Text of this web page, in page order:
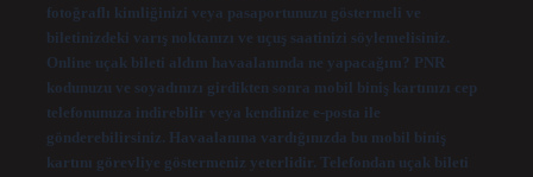
fotoğraflı kimliğinizi veya pasaportunuzu göstermeli ve
biletinizdeki varış noktanızı ve uçuş saatinizi söylemelisiniz.
Online uçak bileti aldım havaalanında ne yapacağım? PNR
kodunuzu ve soyadınızı girdikten sonra mobil biniş kartınızı cep
telefonunuza indirebilir veya kendinize e-posta ile
gönderebilirsiniz. Havaalanına vardığınızda bu mobil biniş
kartını görevliye göstermeniz yeterlidir. Telefondan uçak bileti